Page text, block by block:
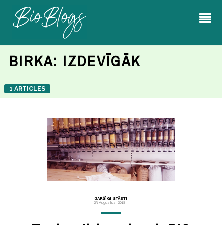
BIRKA: IZDEVĪGĀK
1 ARTICLES
GARŠĪGI STĀSTI
23 Augustss, 2018